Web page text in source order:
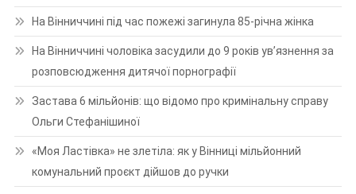
На Вінниччині під час пожежі загинула 85-річна жінка
На Вінниччині чоловіка засудили до 9 років ув’язнення за
розповсюдження дитячої порнографії
Застава 6 мільйонів: що відомо про кримінальну справу
Ольги Стефанішиної
«Моя Ластівка» не злетіла: як у Вінниці мільйонний
комунальний проєкт дійшов до ручки